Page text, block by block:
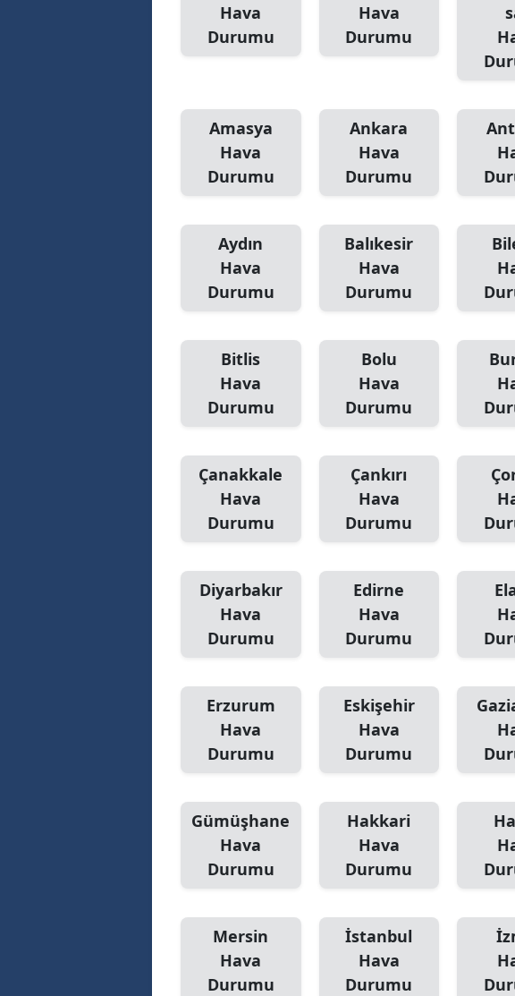
Hava
Durumu
Hava
Durumu
Amasya
Hava
Durumu
Ankara
Hava
Durumu
Aydın
Hava
Durumu
Balıkesir
Hava
Durumu
Bitlis
Hava
Durumu
Bolu
Hava
Durumu
Çanakkale
Hava
Durumu
Çankırı
Hava
Durumu
Diyarbakır
Hava
Durumu
Edirne
Hava
Durumu
Erzurum
Hava
Durumu
Eskişehir
Hava
Durumu
Gümüşhane
Hava
Durumu
Hakkari
Hava
Durumu
Mersin
Hava
Durumu
İstanbul
Hava
Durumu